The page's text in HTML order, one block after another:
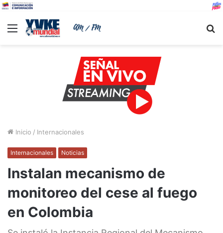
Menu
Inicio / Internacionales
Internacionales Noticias
Instalan mecanismo de
monitoreo del cese al fuego
en Colombia